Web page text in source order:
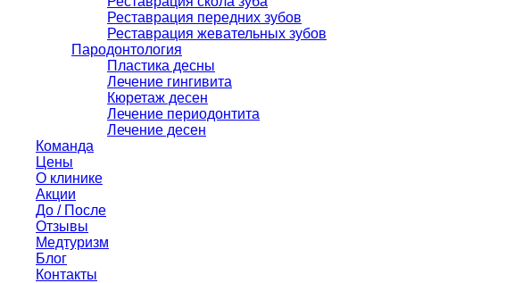
Реставрация передних зубов
Реставрация жевательных зубов
Пародонтология
Пластика десны
Лечение гингивита
Кюретаж десен
Лечение периодонтита
Лечение десен
Команда
Цены
О клинике
Акции
До / После
Отзывы
Медтуризм
Блог
Контакты